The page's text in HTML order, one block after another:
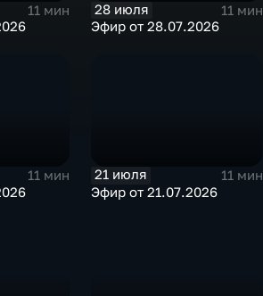
11 мин
28 июля
11 мин
Эфир от 28.07.2026
11 мин
21 июля
11 мин
Эфир от 21.07.2026